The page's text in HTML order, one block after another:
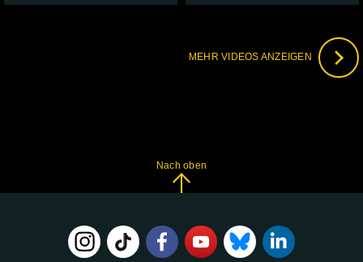
MEHR VIDEOS ANZEIGEN
Nach oben